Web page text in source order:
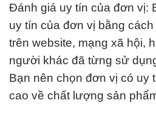
Đánh giá uy tín của đơn vị:
uy tín của đơn vị bằng
trên website, mạng xã hội,
người khác đã từng sử
Bạn nên chọn đơn vị có uy
cao về chất lượng sản